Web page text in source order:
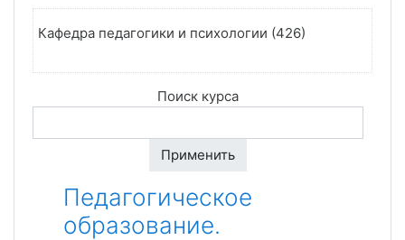
Кафедра педагогики и психологии (426)
Поиск курса
Применить
Педагогическое
образование.